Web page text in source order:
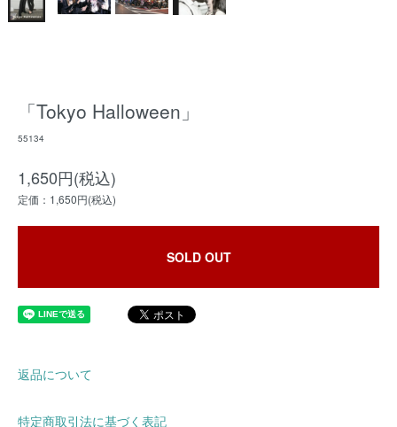
「Tokyo Halloween」
55134
1,650円(税込)
定価：1,650円(税込)
SOLD OUT
返品について
特定商取引法に基づく表記